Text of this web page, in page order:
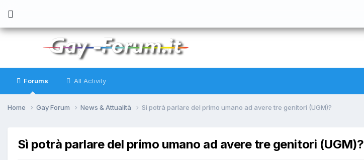
Forums All Activity
Home Gay Forum News & Attualità Sì potrà parlare del primo umano ad avere tre genitori (UGM)?
Sì potrà parlare del primo umano ad avere tre genitori (UGM)?